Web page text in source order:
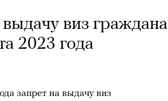
виз
2023 года
запрет на выдачу виз